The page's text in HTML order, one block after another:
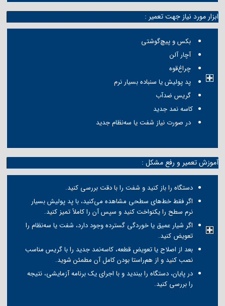
ابزار مورد نیاز جهت تعمیر :
بکس و پیچ‌گوشتی
آچار آلن
چراغ‌قوه
پد پولیش یا سنباده بسیار نرم
گریس ضدآب
کاسه نمد جدید
در صورت نیاز شفت یا سه‌نظام جدید
آموزش تعمیر و رفع مشکل :
دستگاه را باز کنید و شفت را با دقت بررسی کنید.
اگر فقط خط‌های سطحی مشاهده می‌کنید، با پد پولیش بسیار
نرم سطح را یکنواخت کنید و سپس آن را کاملاً تمیز کنید.
اگر شیار عمیق یا خوردگی گسترده وجود دارد، شفت یا سه‌نظام را
تعویض کنید.
بعد از اصلاح یا تعویض قطعه، کاسه‌نمد جدید را با گریس مناسب
نصب کنید و از هم‌راستا بودن کامل آن مطمئن شوید.
در پایان، دستگاه را ببندید و با اجرای یک برنامه آزمایشی، نتیجه
را بررسی کنید.